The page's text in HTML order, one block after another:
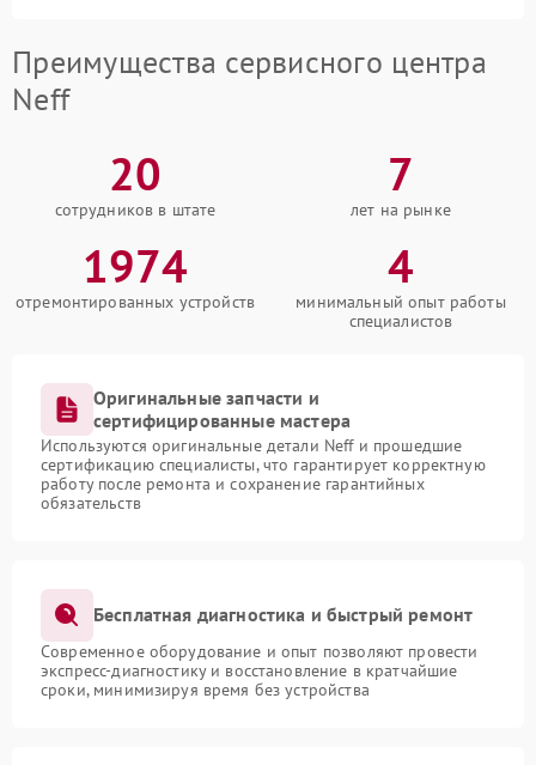
Преимущества сервисного центра
Neff
20
сотрудников в штате
7
лет на рынке
1974
отремонтированных устройств
4
минимальный опыт работы
специалистов
Оригинальные запчасти и
сертифицированные мастера
Используются оригинальные детали Neff и прошедшие
сертификацию специалисты, что гарантирует корректную
работу после ремонта и сохранение гарантийных
обязательств
Бесплатная диагностика и быстрый ремонт
Современное оборудование и опыт позволяют провести
экспресс-диагностику и восстановление в кратчайшие
сроки, минимизируя время без устройства